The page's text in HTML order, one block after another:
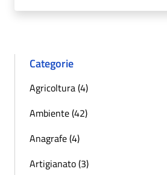
Categorie
Agricoltura (4)
Ambiente (42)
Anagrafe (4)
Artigianato (3)